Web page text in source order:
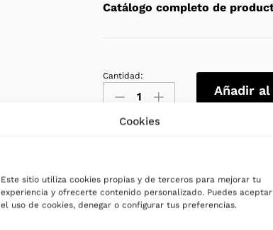
Cookies
Este sitio utiliza cookies propias y de terceros para mejorar tu
experiencia y ofrecerte contenido personalizado. Puedes aceptar
el uso de cookies, denegar o configurar tus preferencias.
Catálogo completo de
Inversor
solar
híbrido
EQX2
4002-
Cantidad:
Añadir
Nuestros
672 86